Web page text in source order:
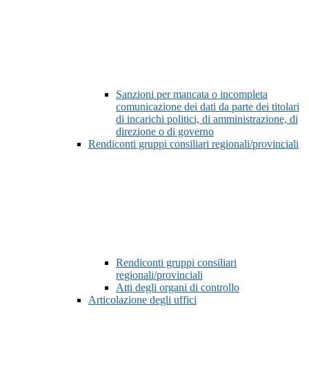
Sanzioni per mancata o incompleta
comunicazione dei dati da parte dei titolari
di incarichi politici, di amministrazione, di
direzione o di governo
Rendiconti gruppi consiliari regionali/provinciali
Rendiconti gruppi consiliari
regionali/provinciali
Atti degli organi di controllo
Articolazione degli uffici